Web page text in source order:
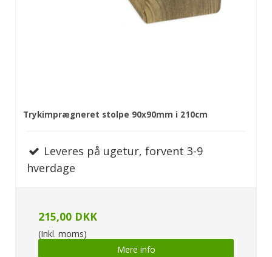
Trykimprægneret stolpe 90x90mm i 210cm
Leveres på ugetur, forvent 3-9
hverdage
215,00 DKK
(Inkl. moms)
Mere info